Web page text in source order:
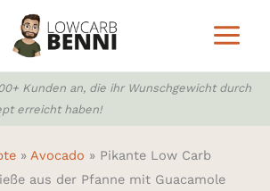
Kunden an, die ihr Wunschgewicht durch
erreicht haben!
» Avocado » Pikante Low Carb
aus der Pfanne mit Guacamole